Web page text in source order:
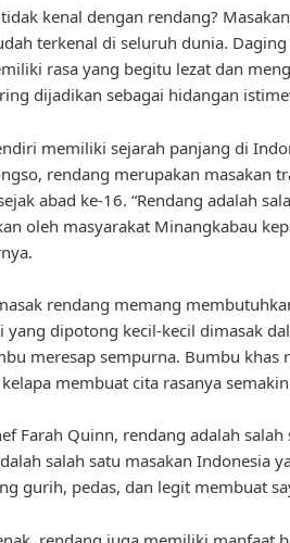
kenal dengan rendang?
terkenal di seluruh dunia.
rasa yang begitu lezat dan
dijadikan sebagai hidangan
memiliki sejarah panjang di
rendang merupakan masakan
abad ke-16. “Rendang adalah
oleh masyarakat Minangkabau
rendang memang
yang dipotong kecil-kecil dimasak
meresap sempurna. Bumbu khas
membuat cita rasanya
Farah Quinn, rendang adalah
salah satu masakan Indonesia
gurih, pedas, dan legit membuat